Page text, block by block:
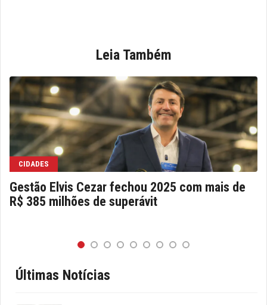
Leia Também
CIDADES
Gestão Elvis Cezar fechou 2025 com mais de
R$ 385 milhões de superávit
Últimas Notícias